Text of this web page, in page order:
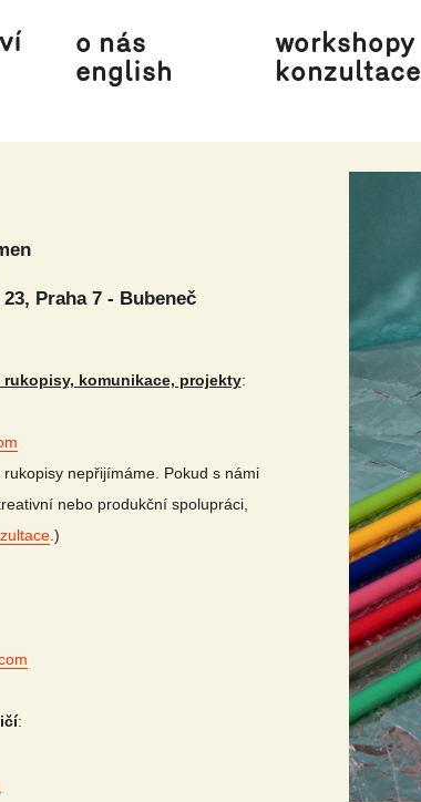
workshopy
konzultace
o nás
english
Praha 7 - Bubeneč
komunikace, projekty:
nepřijímáme. Pokud s námi
nebo produkční spolupráci,
.)
: